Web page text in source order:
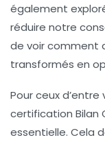
également
réduire notre
de voir comment
transformés en
Pour ceux
certification Bilan
essentielle. Cela